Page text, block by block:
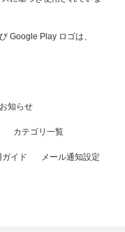
Google Play ロゴは、
知らせ
カテゴリ一覧
イド メール通知設定